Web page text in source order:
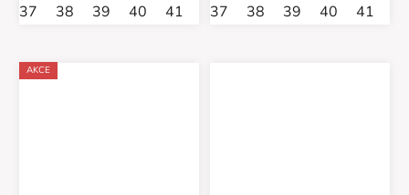
37 38 39 40 41 42
37 38 39 40 41
AKCE